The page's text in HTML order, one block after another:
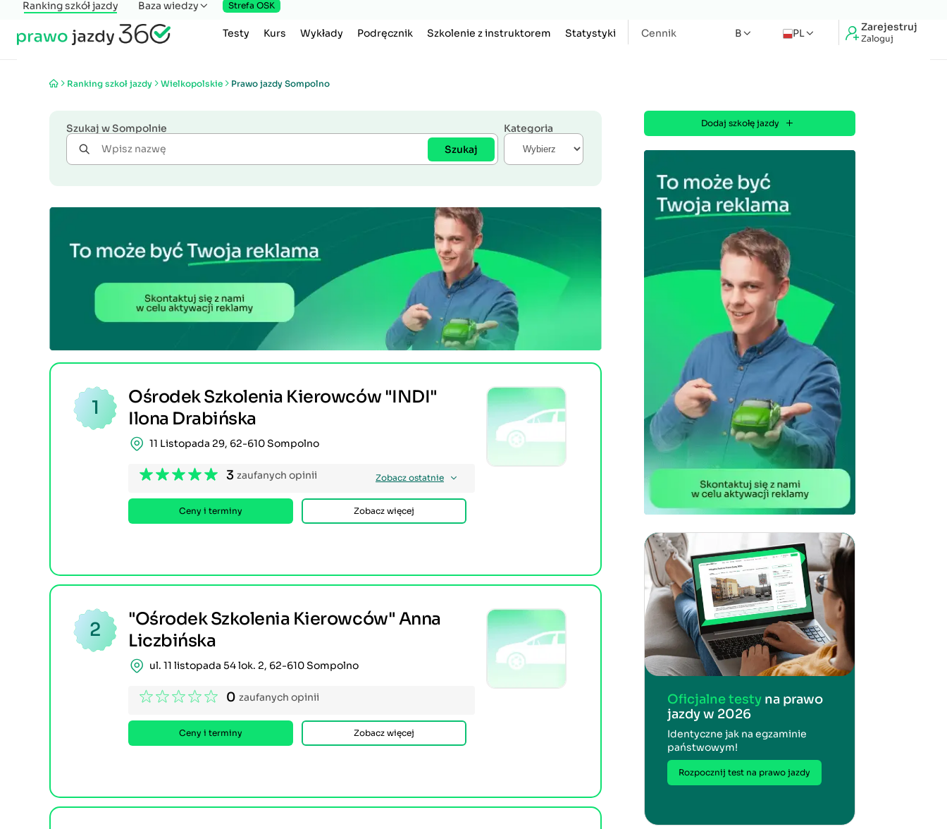
Zarejestruj
Zaloguj
PL
Testy Kurs Wykłady Podręcznik Szkolenie z instruktorem Statystyki Cennik B
Ranking szkół jazdy Baza wiedzy Strefa OSK
Ranking szkoł jazdy Wielkopolskie Prawo jazdy Sompolno
Szukaj w Sompolnie
Szukaj
Kategoria
1
Ośrodek Szkolenia Kierowców "INDI"
Ilona Drabińska
3 zaufanych opinii Zobacz ostatnie
11 Listopada 29, 62-610 Sompolno
Ceny i terminy Zobacz więcej
2
"Ośrodek Szkolenia Kierowców" Anna
Liczbińska
0 zaufanych opinii
ul. 11 listopada 54 lok. 2, 62-610 Sompolno
Ceny i terminy Zobacz więcej
Dodaj szkołę jazdy
Oficjalne testy na prawo
jazdy w 2026
Identyczne jak na egzaminie
państwowym!
Rozpocznij test na prawo jazdy